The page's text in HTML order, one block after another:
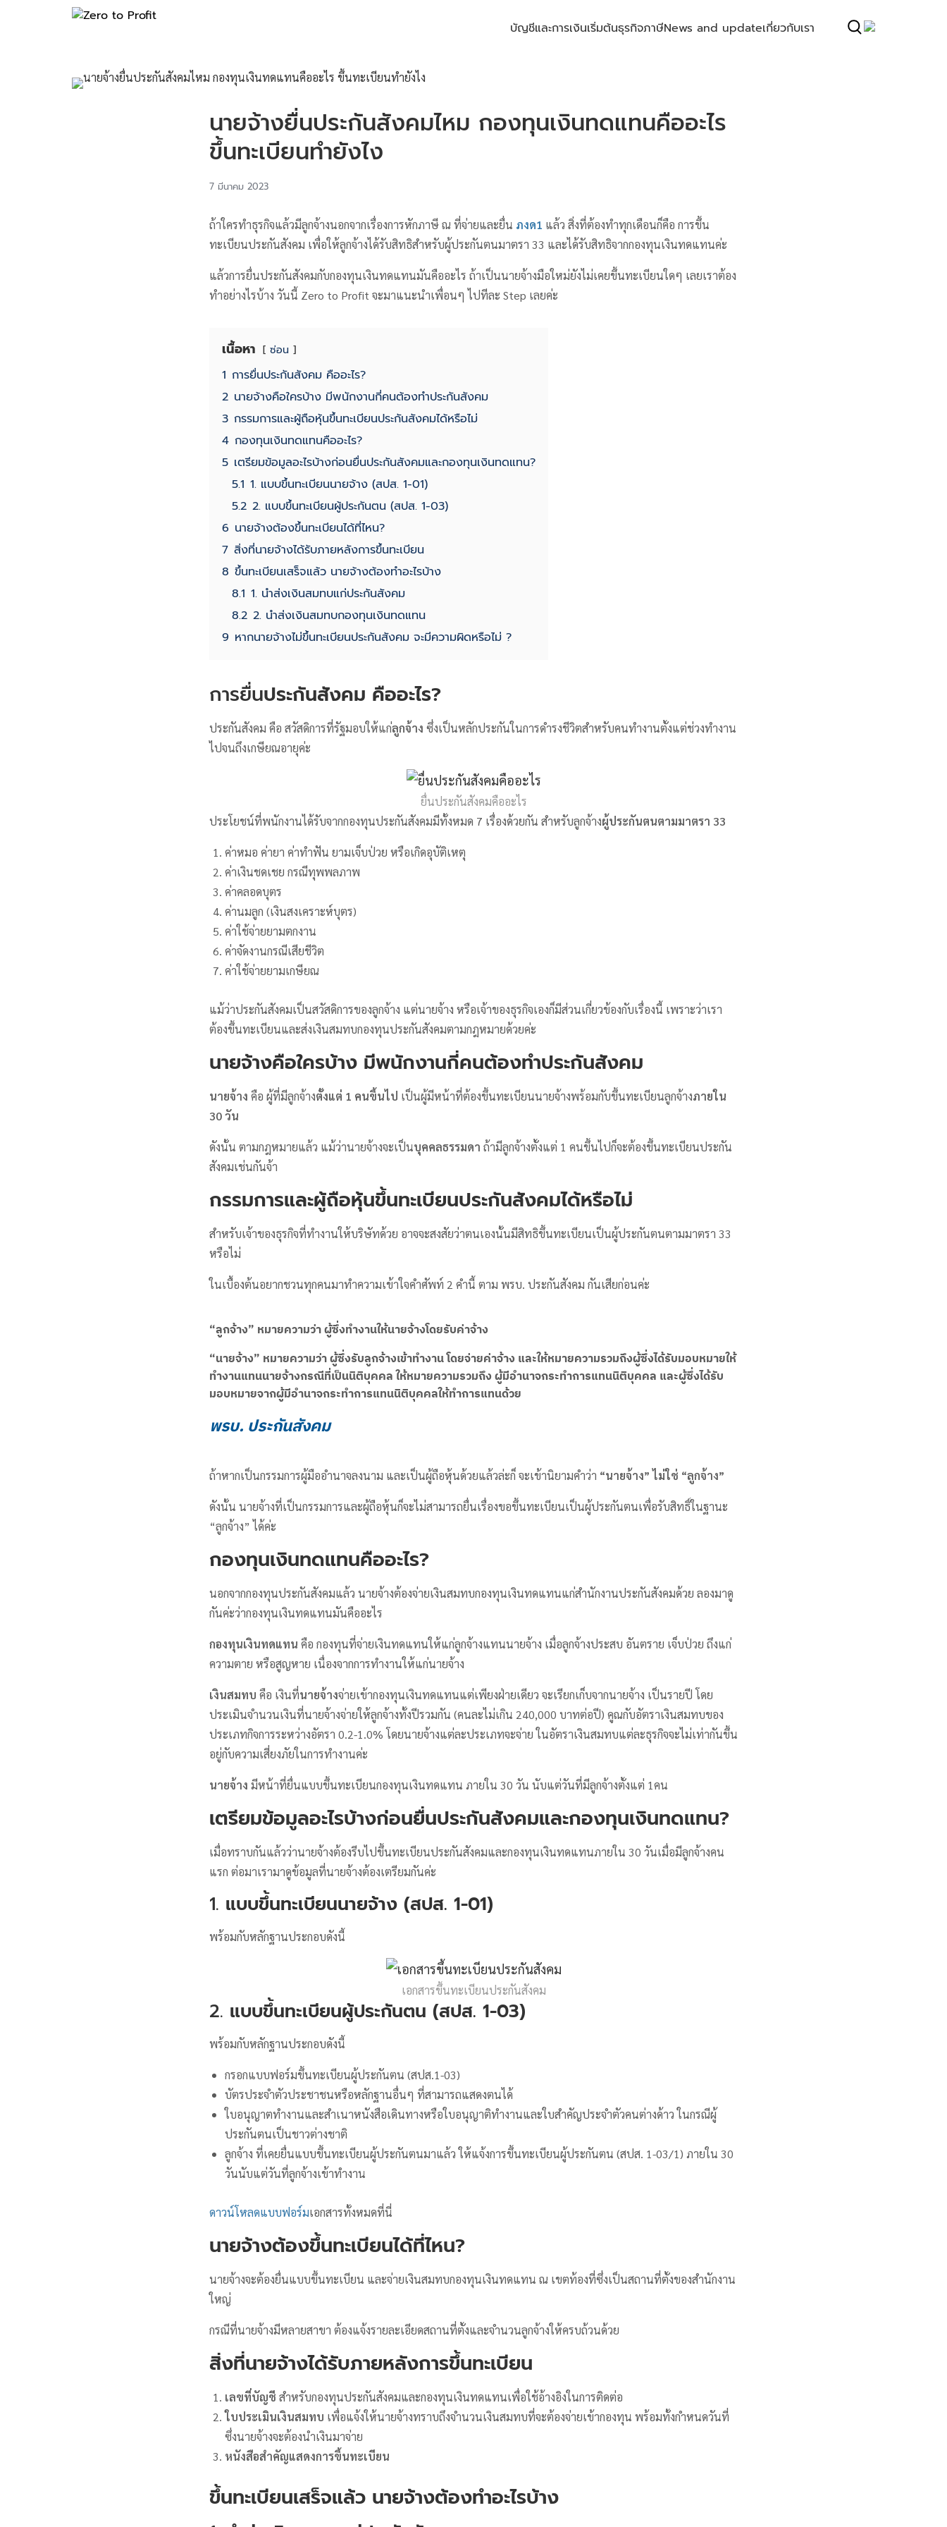
บัญชีและการเงินเริ่มต้นธุรกิจภาษีNews and updateเกี่ยวกับเรา
นายจ้างยื่นประกันสังคมไหม กองทุนเงินทดแทนคืออะไร
ขึ้นทะเบียนทำยังไง
7 มีนาคม 2023
ถ้าใครทำธุรกิจแล้วมีลูกจ้างนอกจากเรื่องการหักภาษี ณ ที่จ่ายและยื่น ภงด1 แล้ว สิ่งที่ต้องทำทุกเดือนก็คือ การขึ้น
ทะเบียนประกันสังคม เพื่อให้ลูกจ้างได้รับสิทธิสำหรับผู้ประกันตนมาตรา 33 และได้รับสิทธิจากกองทุนเงินทดแทนค่ะ
แล้วการยื่นประกันสังคมกับกองทุนเงินทดแทนมันคืออะไร ถ้าเป็นนายจ้างมือใหม่ยังไม่เคยขึ้นทะเบียนใดๆ เลยเราต้อง
ทำอย่างไรบ้าง วันนี้ Zero to Profit จะมาแนะนำเพื่อนๆ ไปทีละ Step เลยค่ะ
เนื้อหา ซ่อน
1 การยื่นประกันสังคม คืออะไร?
2 นายจ้างคือใครบ้าง มีพนักงานกี่คนต้องทำประกันสังคม
3 กรรมการและผู้ถือหุ้นขึ้นทะเบียนประกันสังคมได้หรือไม่
4 กองทุนเงินทดแทนคืออะไร?
5 เตรียมข้อมูลอะไรบ้างก่อนยื่นประกันสังคมและกองทุนเงินทดแทน?
5.1 1. แบบขึ้นทะเบียนนายจ้าง (สปส. 1-01)
5.2 2. แบบขึ้นทะเบียนผู้ประกันตน (สปส. 1-03)
6 นายจ้างต้องขึ้นทะเบียนได้ที่ไหน?
7 สิ่งที่นายจ้างได้รับภายหลังการขึ้นทะเบียน
8 ขึ้นทะเบียนเสร็จแล้ว นายจ้างต้องทำอะไรบ้าง
8.1 1. นำส่งเงินสมทบแก่ประกันสังคม
8.2 2. นำส่งเงินสมทบกองทุนเงินทดแทน
9 หากนายจ้างไม่ขึ้นทะเบียนประกันสังคม จะมีความผิดหรือไม่ ?
การยื่นประกันสังคม คืออะไร?
ประกันสังคม คือ สวัสดิการที่รัฐมอบให้แก่ลูกจ้าง ซึ่งเป็นหลักประกันในการดำรงชีวิตสำหรับคนทำงานตั้งแต่ช่วงทำงาน
ไปจนถึงเกษียณอายุค่ะ
ยื่นประกันสังคมคืออะไร
ประโยชน์ที่พนักงานได้รับจากกองทุนประกันสังคมมีทั้งหมด 7 เรื่องด้วยกัน สำหรับลูกจ้างผู้ประกันตนตามมาตรา 33
ค่าหมอ ค่ายา ค่าทำฟัน ยามเจ็บป่วย หรือเกิดอุบัติเหตุ
ค่าเงินชดเชย กรณีทุพพลภาพ
ค่าคลอดบุตร
ค่านมลูก (เงินสงเคราะห์บุตร)
ค่าใช้จ่ายยามตกงาน
ค่าจัดงานกรณีเสียชีวิต
ค่าใช้จ่ายยามเกษียณ
แม้ว่าประกันสังคมเป็นสวัสดิการของลูกจ้าง แต่นายจ้าง หรือเจ้าของธุรกิจเองก็มีส่วนเกี่ยวข้องกับเรื่องนี้ เพราะว่าเรา
ต้องขึ้นทะเบียนและส่งเงินสมทบกองทุนประกันสังคมตามกฎหมายด้วยค่ะ
นายจ้างคือใครบ้าง มีพนักงานกี่คนต้องทำประกันสังคม
นายจ้าง คือ ผู้ที่มีลูกจ้างตั้งแต่ 1 คนขึ้นไป เป็นผู้มีหน้าที่ต้องขึ้นทะเบียนนายจ้างพร้อมกับขึ้นทะเบียนลูกจ้างภายใน
30 วัน
ดังนั้น ตามกฎหมายแล้ว แม้ว่านายจ้างจะเป็นบุคคลธรรมดา ถ้ามีลูกจ้างตั้งแต่ 1 คนขึ้นไปก็จะต้องขึ้นทะเบียนประกัน
สังคมเช่นกันจ้า
กรรมการและผู้ถือหุ้นขึ้นทะเบียนประกันสังคมได้หรือไม่
สำหรับเจ้าของธุรกิจที่ทำงานให้บริษัทด้วย อาจจะสงสัยว่าตนเองนั้นมีสิทธิขึ้นทะเบียนเป็นผู้ประกันตนตามมาตรา 33
หรือไม่
ในเบื้องต้นอยากชวนทุกคนมาทำความเข้าใจคำศัพท์ 2 คำนี้ ตาม พรบ. ประกันสังคม กันเสียก่อนค่ะ
“ลูกจ้าง” หมายความว่า ผู้ซึ่งทำงานให้นายจ้างโดยรับค่าจ้าง
“นายจ้าง” หมายความว่า ผู้ซึ่งรับลูกจ้างเข้าทำงาน โดยจ่ายค่าจ้าง และให้หมายความรวมถึงผู้ซึ่งได้รับมอบหมายให้
ทำงานแทนนายจ้างกรณีที่เป็นนิติบุคคล ให้หมายความรวมถึง ผู้มีอำนาจกระทำการแทนนิติบุคคล และผู้ซึ่งได้รับ
มอบหมายจากผู้มีอำนาจกระทำการแทนนิติบุคคลให้ทำการแทนด้วย
พรบ. ประกันสังคม
ถ้าหากเป็นกรรมการผู้มืออำนาจลงนาม และเป็นผู้ถือหุ้นด้วยแล้วล่ะก็ จะเข้านิยามคำว่า “นายจ้าง” ไม่ใช่ “ลูกจ้าง”
ดังนั้น นายจ้างที่เป็นกรรมการและผู้ถือหุ้นก็จะไม่สามารถยื่นเรื่องขอขึ้นทะเบียนเป็นผู้ประกันตนเพื่อรับสิทธิ์ในฐานะ
“ลูกจ้าง” ได้ค่ะ
กองทุนเงินทดแทนคืออะไร?
นอกจากกองทุนประกันสังคมแล้ว นายจ้างต้องจ่ายเงินสมทบกองทุนเงินทดแทนแก่สำนักงานประกันสังคมด้วย ลองมาดู
กันค่ะว่ากองทุนเงินทดแทนมันคืออะไร
กองทุนเงินทดแทน คือ กองทุนที่จ่ายเงินทดแทนให้แก่ลูกจ้างแทนนายจ้าง เมื่อลูกจ้างประสบ อันตราย เจ็บป่วย ถึงแก่
ความตาย หรือสูญหาย เนื่องจากการทำงานให้แก่นายจ้าง
เงินสมทบ คือ เงินที่นายจ้างจ่ายเข้ากองทุนเงินทดแทนแต่เพียงฝ่ายเดียว จะเรียกเก็บจากนายจ้าง เป็นรายปี โดย
ประเมินจำนวนเงินที่นายจ้างจ่ายให้ลูกจ้างทั้งปีรวมกัน (คนละไม่เกิน 240,000 บาทต่อปี) คูณกับอัตราเงินสมทบของ
ประเภทกิจการระหว่างอัตรา 0.2-1.0% โดยนายจ้างแต่ละประเภทจะจ่าย ในอัตราเงินสมทบแต่ละธุรกิจจะไม่เท่ากันขึ้น
อยู่กับความเสี่ยงภัยในการทำงานค่ะ
นายจ้าง มีหน้าที่ยื่นแบบขึ้นทะเบียนกองทุนเงินทดแทน ภายใน 30 วัน นับแต่วันที่มีลูกจ้างตั้งแต่ 1คน
เตรียมข้อมูลอะไรบ้างก่อนยื่นประกันสังคมและกองทุนเงินทดแทน?
เมื่อทราบกันแล้วว่านายจ้างต้องรีบไปขึ้นทะเบียนประกันสังคมและกองทุนเงินทดแทนภายใน 30 วันเมื่อมีลูกจ้างคน
แรก ต่อมาเรามาดูข้อมูลที่นายจ้างต้องเตรียมกันค่ะ
1. แบบขึ้นทะเบียนนายจ้าง (สปส. 1-01)
พร้อมกับหลักฐานประกอบดังนี้
เอกสารขึ้นทะเบียนประกันสังคม
2. แบบขึ้นทะเบียนผู้ประกันตน (สปส. 1-03)
พร้อมกับหลักฐานประกอบดังนี้
กรอกแบบฟอร์มขึ้นทะเบียนผู้ประกันตน (สปส.1-03)
บัตรประจำตัวประชาชนหรือหลักฐานอื่นๆ ที่สามารถแสดงตนได้
ใบอนุญาตทำงานและสำเนาหนังสือเดินทางหรือใบอนุญาติทำงานและใบสำคัญประจำตัวคนต่างด้าว ในกรณีผู้
ประกันตนเป็นชาวต่างชาติ
ลูกจ้าง ที่เคยยื่นแบบขึ้นทะเบียนผู้ประกันตนมาแล้ว ให้แจ้งการขึ้นทะเบียนผู้ประกันตน (สปส. 1-03/1) ภายใน 30
วันนับแต่วันที่ลูกจ้างเข้าทำงาน
ดาวน์โหลดแบบฟอร์มเอกสารทั้งหมดที่นี่
นายจ้างต้องขึ้นทะเบียนได้ที่ไหน?
นายจ้างจะต้องยื่นแบบขึ้นทะเบียน และจ่ายเงินสมทบกองทุนเงินทดแทน ณ เขตท้องที่ซึ่งเป็นสถานที่ตั้งของสำนักงาน
ใหญ่
กรณีที่นายจ้างมีหลายสาขา ต้องแจ้งรายละเอียดสถานที่ตั้งและจำนวนลูกจ้างให้ครบถ้วนด้วย
สิ่งที่นายจ้างได้รับภายหลังการขึ้นทะเบียน
เลขที่บัญชี สำหรับกองทุนประกันสังคมและกองทุนเงินทดแทนเพื่อใช้อ้างอิงในการติดต่อ
ใบประเมินเงินสมทบ เพื่อแจ้งให้นายจ้างทราบถึงจำนวนเงินสมทบที่จะต้องจ่ายเข้ากองทุน พร้อมทั้งกำหนดวันที่
ซึ่งนายจ้างจะต้องนำเงินมาจ่าย
หนังสือสำคัญแสดงการขึ้นทะเบียน
ขึ้นทะเบียนเสร็จแล้ว นายจ้างต้องทำอะไรบ้าง